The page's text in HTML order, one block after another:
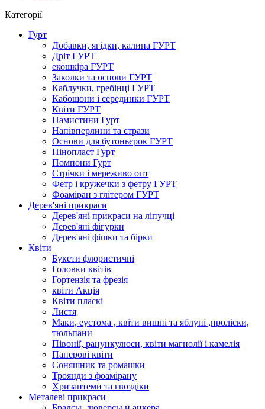
Категорії
Гурт
Добавки, ягідки, калина ГУРТ
Дріт ГУРТ
екошкіра ГУРТ
Заколки та основи ГУРТ
Каблучки, гребінці ГУРТ
Кабошони і серединки ГУРТ
Квіти ГУРТ
Намистини Гурт
Напівперлини та стрази
Основи для бутоньєрок ГУРТ
Пінопласт Гурт
Помпони Гурт
Стрічки і мереживо опт
Фетр і кружечки з фетру ГУРТ
Фоаміран з глітером ГУРТ
Дерев'яні прикраси
Дерев'яні прикраси на ліпучці
Дерев'яні фігурки
Дерев'яні фішки та бірки
Квіти
Букети флористичні
Головки квітів
Гортензія та фрезія
квіти Акція
Квіти пласкі
Листя
Маки, еустома , квіти вишні та яблуні ,проліски,
тюльпани
Півонії, ранункулюси, квіти магнолії і камелія
Паперові квіти
Соняшник та ромашки
Троянди з фоамірану
Хризантеми та гвоздіки
Металеві прикраси